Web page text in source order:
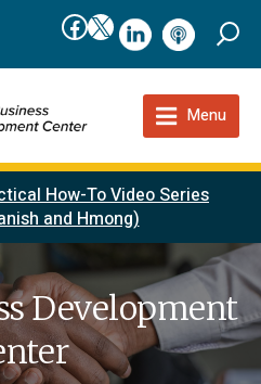
Facebook
X linkedInpodcast
Menu
How-To Video Series
and Hmong)
Development